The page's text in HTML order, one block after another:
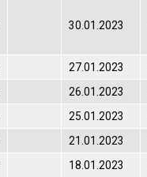
30.01.2023
27.01.2023
26.01.2023
25.01.2023
21.01.2023
18.01.2023